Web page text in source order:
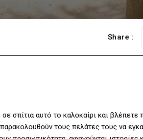
Share :
σπίτια αυτό το καλοκαίρι και
τους πελάτες τους να